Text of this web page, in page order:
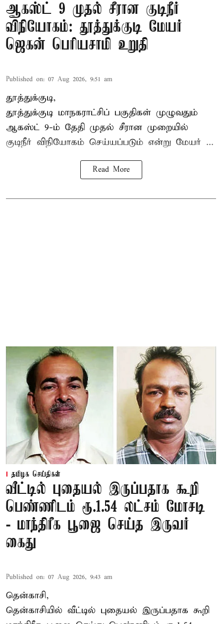
ஆகஸ்ட் 9 முதல் சீரான குடிநீர்
விநியோகம்: தூத்துக்குடி மேயர்
ஜெகன் பெரியசாமி உறுதி
Published on: 07 Aug 2026, 9:51 am
தூத்துக்குடி,
தூத்துக்குடி மாநகராட்சிப் பகுதிகள் முழுவதும்
ஆகஸ்ட் 9-ம் தேதி முதல் சீரான முறையில்
குடிநீர் விநியோகம் செய்யப்படும் என்று மேயர் ...
Read More
தமிழக செய்திகள்
வீட்டில் புதையல் இருப்பதாக கூறி
பெண்ணிடம் ரூ.1.54 லட்சம் மோசடி
- மாந்திரீக பூஜை செய்த இருவர்
கைது
Published on: 07 Aug 2026, 9:43 am
தென்காசி,
தென்காசியில் வீட்டில் புதையல் இருப்பதாக கூறி